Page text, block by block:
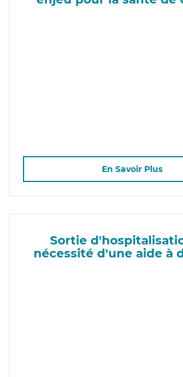
En Savoir Plus
Sortie
nécessité d'une aide à